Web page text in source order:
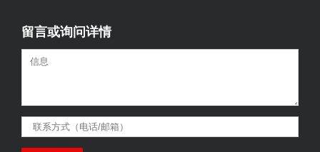
留言或询问详情